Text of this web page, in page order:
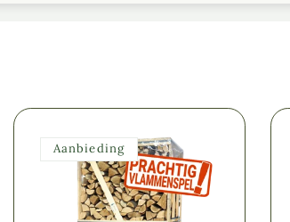
Aanbieding